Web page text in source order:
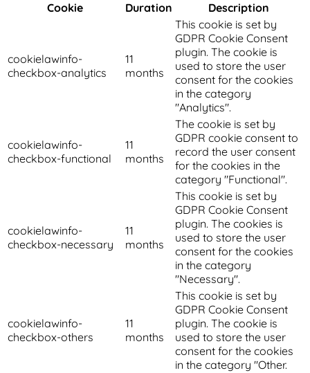
Cookie
Duration Description
cookielawinfo-
checkbox-analytics
11
months
This cookie is set by
GDPR Cookie Consent
plugin. The cookie is
used to store the user
consent for the cookies
in the category
"Analytics".
cookielawinfo-
checkbox-functional
11
months
The cookie is set by
GDPR cookie consent to
record the user consent
for the cookies in the
category "Functional".
cookielawinfo-
checkbox-necessary
11
months
This cookie is set by
GDPR Cookie Consent
plugin. The cookies is
used to store the user
consent for the cookies
in the category
"Necessary".
cookielawinfo-
checkbox-others
11
months
This cookie is set by
GDPR Cookie Consent
plugin. The cookie is
used to store the user
consent for the cookies
in the category "Other.